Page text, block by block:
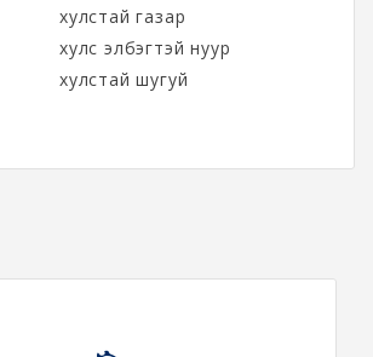
хулстай газар
хулс элбэгтэй нуур
хулстай шугуй